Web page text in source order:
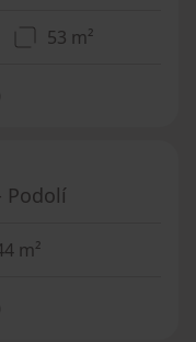
53 m²
Podolí
m²